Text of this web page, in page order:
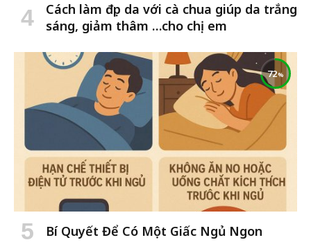
Cách làm đẹp da với cà chua giúp da trắng
sáng, giảm thâm …cho chị em
72
Bí Quyết Để Có Một Giấc Ngủ Ngon